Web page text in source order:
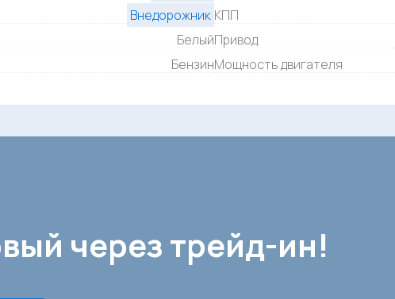
Внедорожник
Белый
Бензин
КПП
Привод
Мощность двигателя
через трейд-ин!